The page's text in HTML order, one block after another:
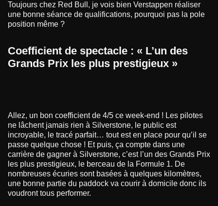
Toujours chez Red Bull, je vois bien Verstappen réaliser
une bonne séance de qualifications, pourquoi pas la pole
position même ?
Coefficient de spectacle : « L’un des
Grands Prix les plus prestigieux »
Allez, un bon coefficient de 4/5 ce week-end ! Les pilotes
ne lâchent jamais rien à Silverstone, le public est
incroyable, le tracé parfait… tout est en place pour qu’il se
passe quelque chose ! Et puis, ça compte dans une
carrière de gagner à Silverstone, c’est l’un des Grands Prix
les plus prestigieux, le berceau de la Formule 1. De
nombreuses écuries sont basées à quelques kilomètres,
une bonne partie du paddock va courir à domicile donc ils
voudront tous performer.